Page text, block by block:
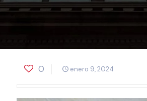
0 enero 9, 2024